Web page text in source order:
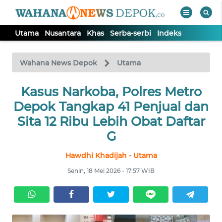
Utama Nusantara Khas Serba-serbi Indeks
Wahana News Depok Utama
Kasus Narkoba, Polres Metro
Depok Tangkap 41 Penjual dan
Sita 12 Ribu Lebih Obat Daftar
G
Hawdhi Khadijah - Utama
Senin, 18 Mei 2026 - 17:57 WIB
TV
Tutup
UTAMA
NUSANTARA
SERBI